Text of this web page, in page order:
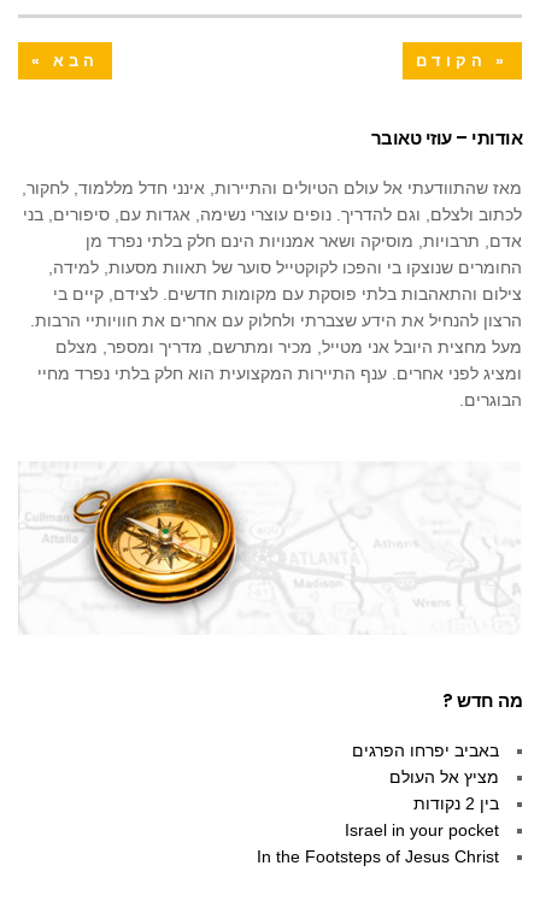
« הקודם הבא »
אודותי – עוזי טאובר
מאז שהתוודעתי אל עולם הטיולים והתיירות, אינני חדל מללמוד, לחקור,
לכתוב ולצלם, וגם להדריך. נופים עוצרי נשימה, אגדות עם, סיפורים, בני
אדם, תרבויות, מוסיקה ושאר אמנויות הינם חלק בלתי נפרד מן
החומרים שנוצקו בי והפכו לקוקטייל סוער של תאוות מסעות, למידה,
צילום והתאהבות בלתי פוסקת עם מקומות חדשים. לצידם, קיים בי
הרצון להנחיל את הידע שצברתי ולחלוק עם אחרים את חוויותיי הרבות.
מעל מחצית היובל אני מטייל, מכיר ומתרשם, מדריך ומספר, מצלם
ומציג לפני אחרים. ענף התיירות המקצועית הוא חלק בלתי נפרד מחיי
הבוגרים.
מה חדש ?
באביב יפרחו הפרגים
מציץ אל העולם
בין 2 נקודות
Israel in your pocket
In the Footsteps of Jesus Christ